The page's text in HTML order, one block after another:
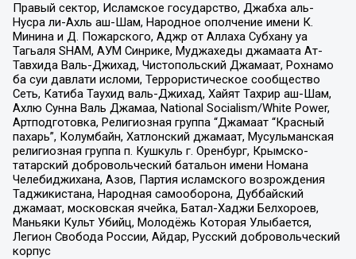
Правый сектор, Исламское государство, Джабха аль-
Нусра ли-Ахль аш-Шам, Народное ополчение имени К.
Минина и Д. Пожарского, Аджр от Аллаха Субхану уа
Тагьаля SHAM, АУМ Синрике, Муджахеды джамаата Ат-
Тавхида Валь-Джихад, Чистопольский Джамаат, Рохнамо
ба суи давлати исломи, Террористическое сообщество
Сеть, Катиба Таухид валь-Джихад, Хайят Тахрир аш-Шам,
Ахлю Сунна Валь Джамаа, National Socialism/White Power,
Артподготовка, Религиозная группа “Джамаат “Красный
пахарь”, Колумбайн, Хатлонский джамаат, Мусульманская
религиозная группа п. Кушкуль г. Оренбург, Крымско-
татарский добровольческий батальон имени Номана
Челебиджихана, Азов, Партия исламского возрождения
Таджикистана, Народная самооборона, Дуббайский
джамаат, московская ячейка, Батал-Хаджи Белхороев,
Маньяки Культ Убийц, Молодёжь Которая Улыбается,
Легион Свобода России, Айдар, Русский добровольческий
корпус